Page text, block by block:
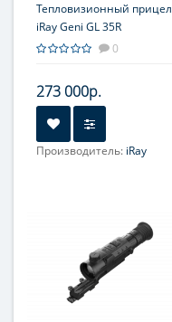
Тепловизионный прицел
iRay Geni GL 35R
0
273 000р.
Производитель: iRay